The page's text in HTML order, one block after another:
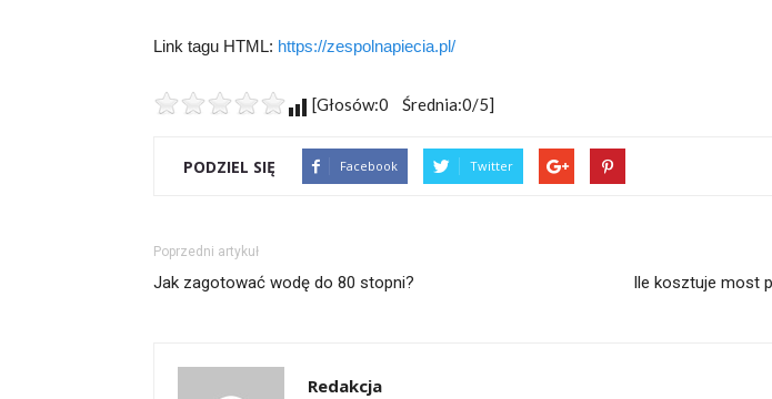
Link tagu HTML: https://zespolnapiecia.pl/
[Głosów:0 Średnia:0/5]
PODZIEL SIĘ Facebook Twitter
Poprzedni artykuł
Jak zagotować wodę do 80 stopni? Ile kosztuje most
Redakcja